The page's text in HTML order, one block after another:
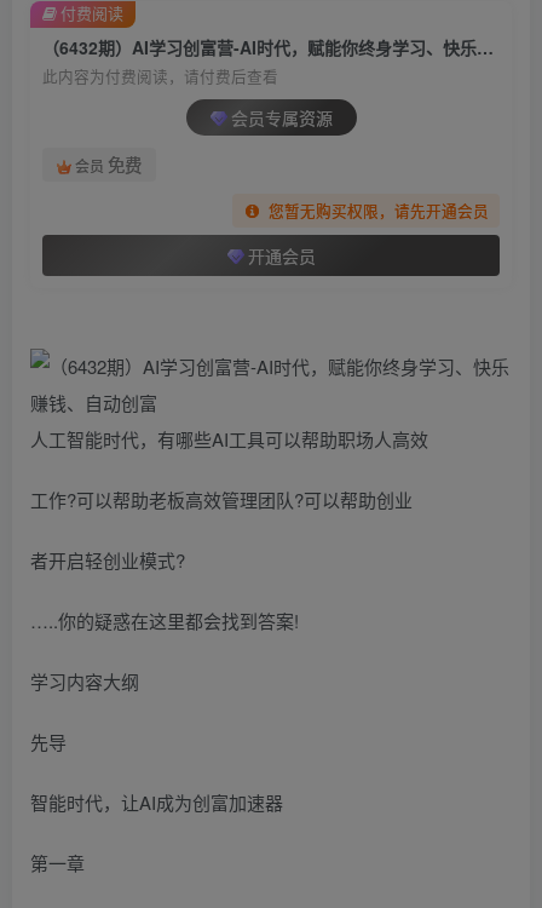
（6432期）AI学习创富营-AI时代，赋能你终身学习、快乐赚钱、自动创富
此内容为付费阅读，请付费后查看
会员专属资源
会员 免费
您暂无购买权限，请先开通会员
开通会员
付费阅读
人工智能时代，有哪些AI工具可以帮助职场人高效
工作?可以帮助老板高效管理团队?可以帮助创业
者开启轻创业模式?
…..你的疑惑在这里都会找到答案!
学习内容大纲
先导
智能时代，让AI成为创富加速器
第一章